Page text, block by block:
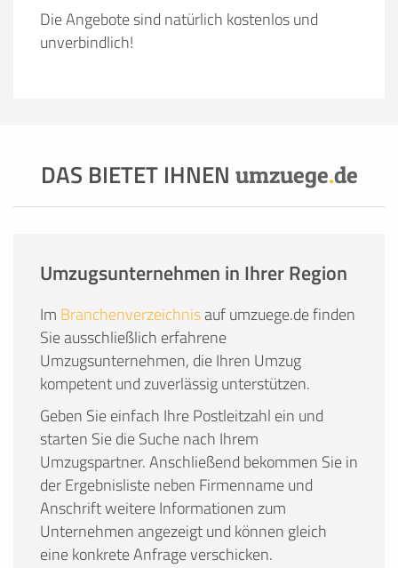
Die Angebote sind natürlich kostenlos und
unverbindlich!
DAS BIETET IHNEN umzuege.de
Umzugsunternehmen in Ihrer Region
Im Branchenverzeichnisauf umzuege.de finden
Sie ausschließlich erfahrene
Umzugsunternehmen, die Ihren Umzug
kompetent und zuverlässig unterstützen.
Geben Sie einfach Ihre Postleitzahl ein und
starten Sie die Suche nach Ihrem
Umzugspartner. Anschließend bekommen Sie in
der Ergebnisliste neben Firmenname und
Anschrift weitere Informationen zum
Unternehmen angezeigt und können gleich
eine konkrete Anfrage verschicken.